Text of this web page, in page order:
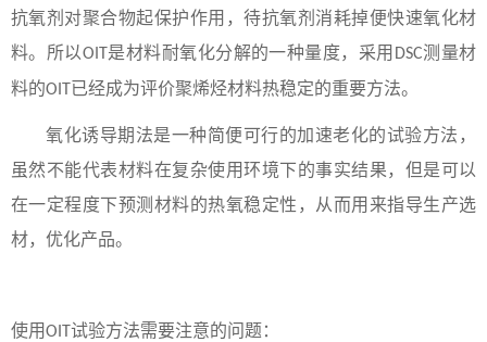
抗氧剂对聚合物起保护作用，待抗氧剂消耗掉便快速氧化材
料。所以OIT 是材料耐氧化分解的一种量度，采用 DSC测量材
料的OIT 已经成为评价聚烯烃材料热稳定的重要方法。
氧化诱导期法是一种简便可行的加速老化的试验方法，
虽然不能代表材料在复杂使用环境下的事实结果，但是可以
在一定程度下预测材料的热氧稳定性，从而用来指导生产选
材，优化产品。
使用OIT 试验方法需要注意的问题：